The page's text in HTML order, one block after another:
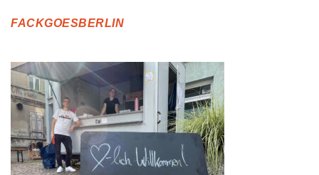
FACKGOESBERLIN